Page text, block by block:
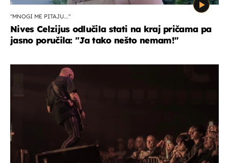
"MNOGI ME PITAJU..."
Nives Celzijus odlučila stati na kraj pričama pa
jasno poručila: "Ja tako nešto nemam!"